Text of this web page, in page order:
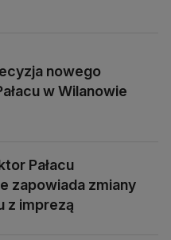
nowego
w Wilanowie
Pałacu
zapowiada zmiany
z imprezą